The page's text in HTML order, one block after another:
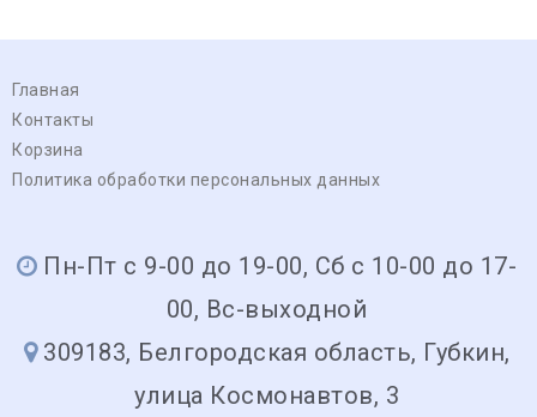
Главная
Контакты
Корзина
Политика обработки персональных данных
Пн-Пт с 9-00 до 19-00, Сб с 10-00 до 17-
00, Вс-выходной
309183, Белгородская область, Губкин,
улица Космонавтов, 3